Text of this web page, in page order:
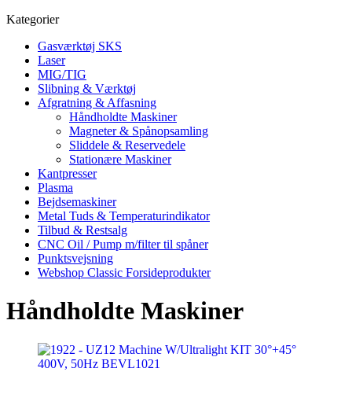
Kategorier
Gasværktøj SKS
Laser
MIG/TIG
Slibning & Værktøj
Afgratning & Affasning
Håndholdte Maskiner
Magneter & Spånopsamling
Sliddele & Reservedele
Stationære Maskiner
Kantpresser
Plasma
Bejdsemaskiner
Metal Tuds & Temperaturindikator
Tilbud & Restsalg
CNC Oil / Pump m/filter til spåner
Punktsvejsning
Webshop Classic Forsideprodukter
Håndholdte Maskiner